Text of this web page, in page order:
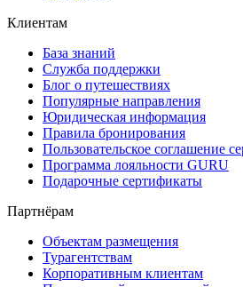
Клиентам
База знаний
Служба поддержки
Блог о путешествиях
Популярные направления
Юридическая информация
Правила бронирования
Пользовательское соглашение
Программа лояльности GURU
Подарочные сертификаты
Партнёрам
Объектам размещения
Турагентствам
Корпоративным клиентам